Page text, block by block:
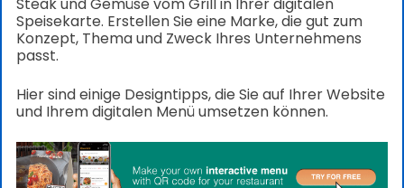
Speisekarte. Erstellen Sie eine Marke, die gut zum
Konzept, Thema und Zweck Ihres Unternehmens
passt.
Hier sind einige Designtipps, die Sie auf Ihrer Website
und Ihrem digitalen Menü umsetzen können.